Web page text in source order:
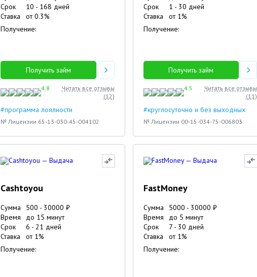
Срок
10 - 168 дней
Ставка
от0.3%
Получение:
Получить займ
4.8
Читать все отзывы
(12)
#программа лоялности
№ Лицензии 65-13-030-45-004102
Срок
1 - 30 дней
Ставка
от 1%
Получение:
Получить займ
4.5
Читать все отзывы
(11)
#круглосуточно и без выходных
№ Лицензии 00-15-034-75-006803
Cashtoyou
Сумма 500 - 30000 ₽
Время
до 15 минут
Срок
6 -21 дней
Ставка
от 1%
Получение:
FastMoney
Сумма 5000 - 30000 ₽
Время
до 5 минут
Срок
7- 30 дней
Ставка
от 1%
Получение:
4
3